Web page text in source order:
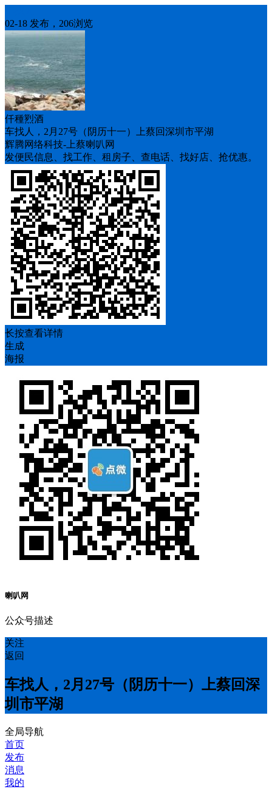
02-18 发布，206浏览
仟種煭酒
车找人，2月27号（阴历十一）上蔡回深圳市平湖
辉腾网络科技-上蔡喇叭网
发便民信息、找工作、租房子、查电话、找好店、抢优惠。
长按查看详情
生成
海报
喇叭网
公众号描述
关注
返回
车找人，2月27号（阴历十一）上蔡回深
圳市平湖
全局导航
首页
发布
消息
我的